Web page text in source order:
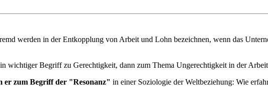
werden in der Entkopplung von Arbeit und Lohn bezeichnen, wenn das
wichtiger Begriff zu Gerechtigkeit, dann zum Thema Ungerechtigkeit in der
er zum Begriff der "Resonanz" in einer Soziologie der Weltbeziehung: Wie